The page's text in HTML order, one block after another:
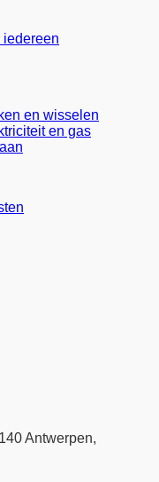
en wisselen
en gas
Antwerpen,